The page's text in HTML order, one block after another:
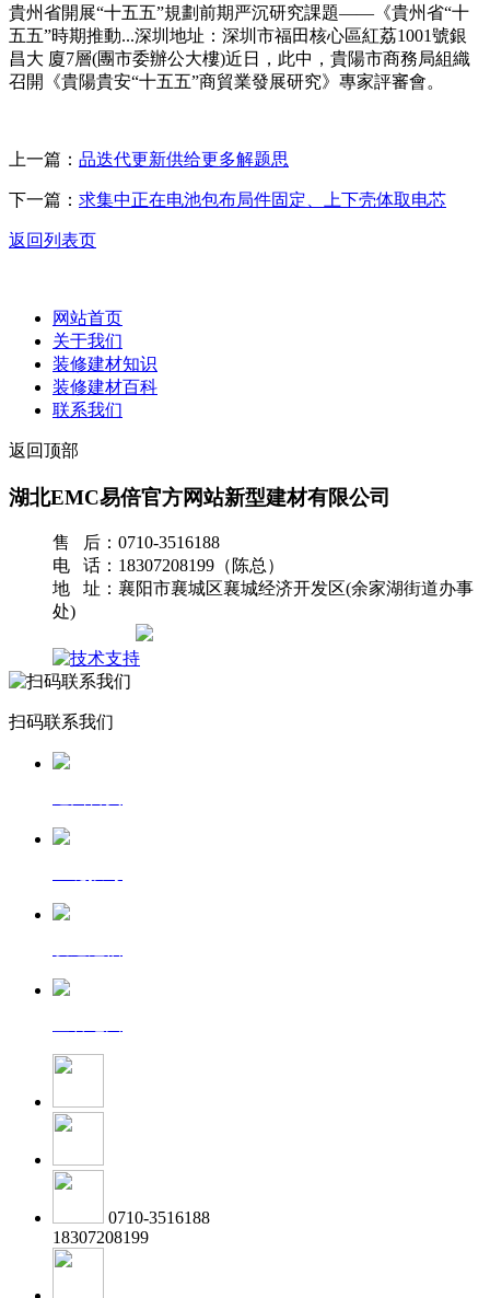
貴州省開展“十五五”規劃前期严沉研究課題——《貴州省“十
五五”時期推動...深圳地址：深圳市福田核心區紅荔1001號銀
昌大 廈7層(團市委辦公大樓)近日，此中，貴陽市商務局組織
召開《貴陽貴安“十五五”商貿業發展研究》專家評審會。
上一篇： 品迭代更新供给更多解题思
下一篇： 求集中正在电池包布局件固定、上下壳体取电芯
返回列表页
网站首页
关于我们
装修建材知识
装修建材百科
联系我们
返回顶部
湖北EMC易倍官方网站新型建材有限公司
售 后：0710-3516188
电 话：18307208199（陈总）
地 址：襄阳市襄城区襄城经济开发区(余家湖街道办事
处)
扫码联系我们
0710-3516188
18307208199